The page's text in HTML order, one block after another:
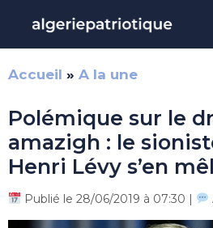
contenu
Accueil » A la une
Polémique sur le
amazigh : le
Henri Lévy s’en
Publié le 28/06/2019 à 07:30 |